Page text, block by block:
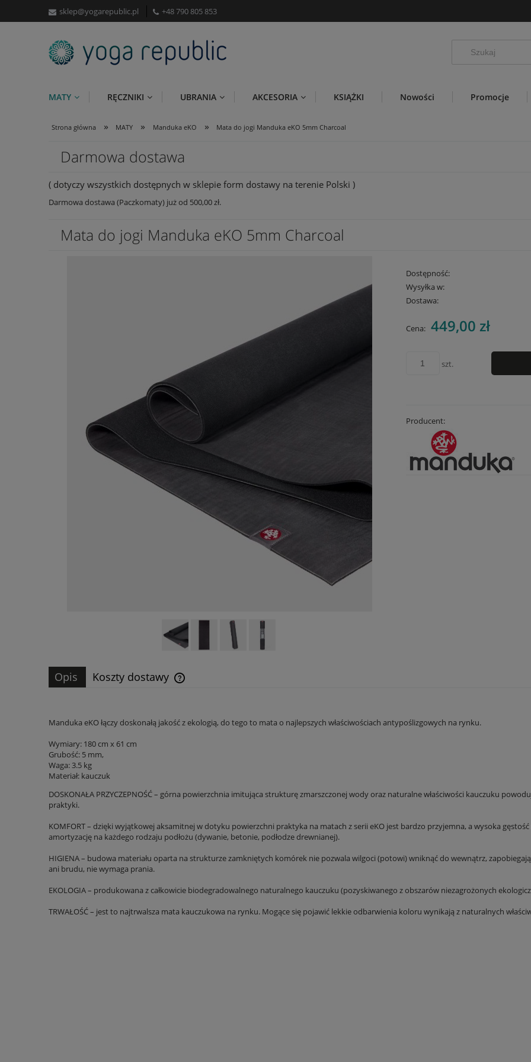
sklep@yogarepublic.pl +48 790 805 853
MATY RĘCZNIKI UBRANIA AKCESORIA KSIĄŻKI Nowości Promocje
Strona główna » MATY » Manduka eKO » Mata do jogi Manduka eKO 5mm Charcoal
Darmowa dostawa
( dotyczy wszystkich dostępnych w sklepie form dostawy na terenie Polski )
Darmowa dostawa (Paczkomaty) już od 500,00 zł.
Mata do jogi Manduka eKO 5mm Charcoal
Dostępność:
Wysyłka w:
Dostawa:
Cena nie zawiera
płatności
Cena: 449,00 zł
szt.
Producent:
Opis Koszty dostawy
płatności
Manduka eKO łączy doskonałą jakość z ekologią, do tego to mata o najlepszych właściwościach antypoślizgowych na rynku.
Wymiary: 180 cm x 61 cm
Grubość: 5 mm,
Waga: 3.5 kg
Materiał: kauczuk
DOSKONAŁA PRZYCZEPNOŚĆ – górna powierzchnia imitująca strukturę zmarszczonej wody oraz naturalne właściwości kauczuku
praktyki.
KOMFORT – dzięki wyjątkowej aksamitnej w dotyku powierzchni praktyka na matach z serii eKO jest bardzo przyjemna, a wysoka
amortyzację na każdego rodzaju podłożu (dywanie, betonie, podłodze drewnianej).
HIGIENA – budowa materiału oparta na strukturze zamkniętych komórek nie pozwala wilgoci (potowi) wniknąć do wewnątrz,
ani brudu, nie wymaga prania.
EKOLOGIA – produkowana z całkowicie biodegradowalnego naturalnego kauczuku (pozyskiwanego z obszarów niezagrożonych
TRWAŁOŚĆ – jest to najtrwalsza mata kauczukowa na rynku. Mogące się pojawić lekkie odbarwienia koloru wynikają z naturalnych